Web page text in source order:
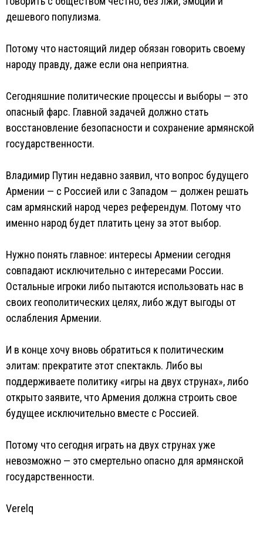
дешевого популизма.
Потому что настоящий лидер обязан говорить своему
народу правду, даже если она неприятна.
Сегодняшние политические процессы и выборы — это
опасный фарс. Главной задачей должно стать
восстановление безопасности и сохранение армянской
государственности.
Владимир Путин недавно заявил, что вопрос будущего
Армении — с Россией или с Западом — должен решать
сам армянский народ через референдум. Потому что
именно народ будет платить цену за этот выбор.
Нужно понять главное: интересы Армении сегодня
совпадают исключительно с интересами России.
Остальные игроки либо пытаются использовать нас в
своих геополитических целях, либо ждут выгоды от
ослабления Армении.
И в конце хочу вновь обратиться к политическим
элитам: прекратите этот спектакль. Либо вы
поддерживаете политику «игры на двух струнах», либо
открыто заявите, что Армения должна строить свое
будущее исключительно вместе с Россией.
Потому что сегодня играть на двух струнах уже
невозможно — это смертельно опасно для армянской
государственности.
Verelq